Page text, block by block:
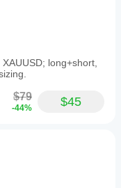
long+short,
$79
-44% $45